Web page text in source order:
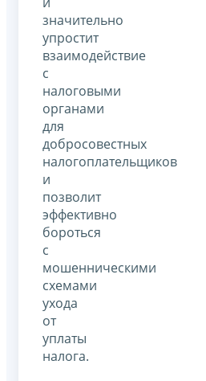
значительно
упростит
взаимодействие
с
налоговыми
органами
для
добросовестных
налогоплательщиков
и
позволит
эффективно
бороться
с
мошенническими
схемами
ухода
от
уплаты
налога.